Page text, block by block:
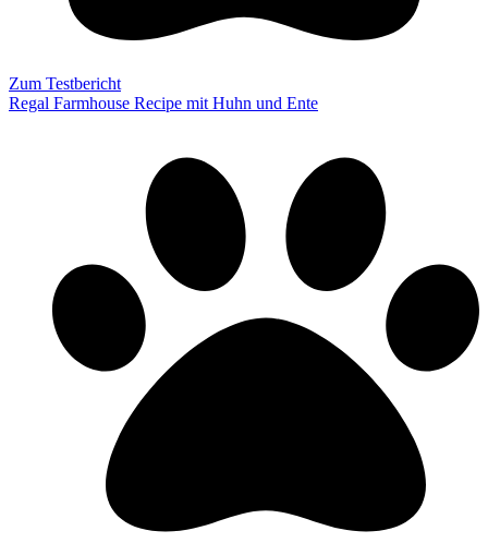
Zum Testbericht
Regal Farmhouse Recipe mit Huhn und Ente